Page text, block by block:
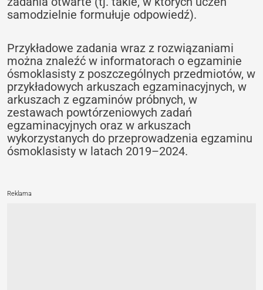
samodzielnie formułuje odpowiedź). ‎
Przykładowe zadania wraz z rozwiązaniami
można znaleźć w informatorach o egzaminie
ósmoklasisty z poszczególnych przedmiotów, w
przykładowych arkuszach egzaminacyjnych, w
arkuszach z egzaminów próbnych, w
zestawach powtórzeniowych zadań
egzaminacyjnych oraz w arkuszach
wykorzystanych do przeprowadzenia egzaminu
ósmoklasisty w latach 2019–2024.
Reklama